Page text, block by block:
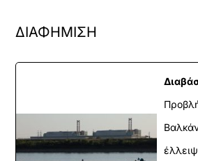
ΔΙΑΦΗΜΙΣΗ